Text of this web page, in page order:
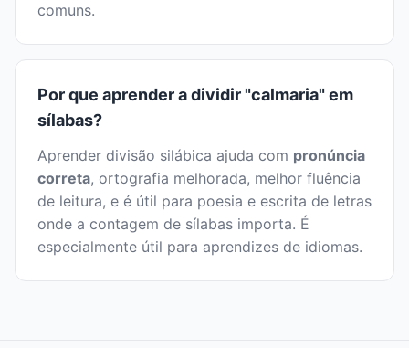
comuns.
Por que aprender a dividir "calmaria" em
sílabas?
Aprender divisão silábica ajuda com pronúncia
correta, ortografia melhorada, melhor fluência
de leitura, e é útil para poesia e escrita de letras
onde a contagem de sílabas importa. É
especialmente útil para aprendizes de idiomas.